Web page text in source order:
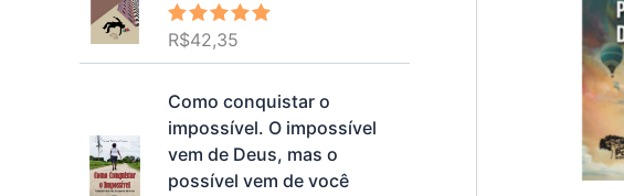
Avaliação
de 5
R$42,35
Como conquistar o
impossível. O impossível
vem de Deus, mas o
possível vem de você